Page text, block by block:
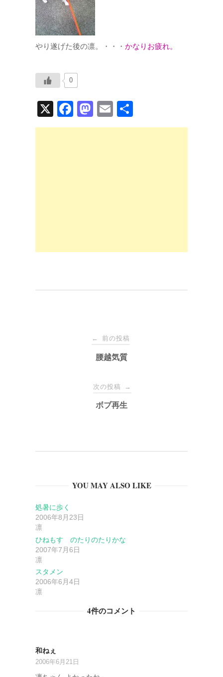
やり遂げた後の凛。・・・ かなりお疲れ。
0
X
F
a
M
a
E
m 有
ョ
ン
← 前の投稿
腰越気質
次の投稿 →
ボブ再生
YOU MAY ALSO LIKE
処暑に歩く
2006年8月23日
凛
ひねもす のたりのたりかな
2007年7月6日
凛
スタメン
2006年6月4日
凛
4件のコメント
和ねぇ
2006年6月21日